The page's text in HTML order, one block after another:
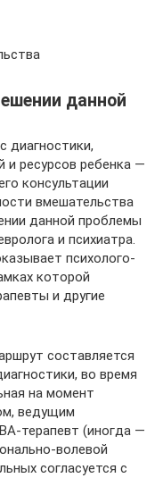
данной
диагностики,
и ресурсов ребенка —
консультации
вмешательства
данной проблемы
и психиатра.
психолого-
которой
и другие
составляется
во время
на момент
ведущим
терапевт (иногда —
волевой
согласуется с